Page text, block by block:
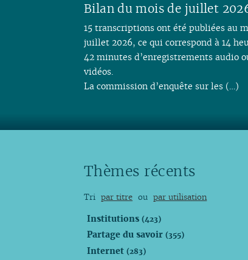
Bilan du mois de juillet
15 transcriptions ont été publiées au
juillet 2026, ce qui correspond à 14
42 minutes d’enregistrements audio
vidéos.
La commission d’enquête sur les (…)
Thèmes récents
Tri par titre ou par utilisation
Institutions(423)
Partage du savoir(355)
Internet(283)